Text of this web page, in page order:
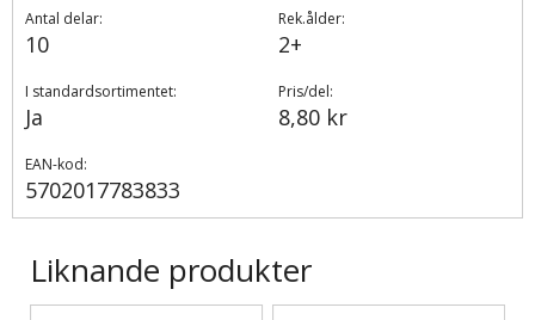
Antal delar:
10
Rek.ålder:
2+
I standardsortimentet:
Ja
Pris/del:
8,80 kr
EAN-kod:
5702017783833
Liknande produkter